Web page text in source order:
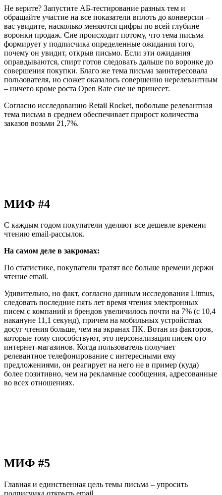
Не верите? Запустите АБ-тестирование разных тем и
обращайте участие на все показатели вплоть до конверсии –
вас увидите, насколько меняются цифры по всей глубине
воронки продаж. Сие происходит потому, что тема письма
формирует у подписчика определенные ожидания того,
почему он увидит, открыв письмо. Если эти ожидания
оправдываются, спирт готов следовать дальше по воронке до
совершения покупки. Благо же тема письма заинтересовала
пользователя, но сюжет оказалось совершенно нерелевантным
– ничего кроме роста Open Rate сие не принесет.
Согласно исследованию Retail Rocket, побольше релевантная
тема письма в среднем обеспечивает прирост количества
заказов возьми 21,7%.
МИФ #4
С каждым годом покупатели уделяют все дешевле времени
чтению email-рассылок.
На самом деле в закромах:
По статистике, покупатели тратят все больше времени держи
чтение email.
Удивительно, но факт, согласно данным исследования Litmus,
следовать последние пять лет время чтения электронных
писем с компаний и брендов увеличилось почти на 7% (с 10,4
накануне 11,1 секунд), причем на мобильных устройствах
досуг чтения больше, чем на экранах ПК. Вотан из факторов,
которые тому способствуют, это персонализация писем ото
интернет-магазинов. Когда пользователь получает
релевантное телефонирование с интересными ему
предложениями, он реагирует на него не в пример (куда)
более позитивно, чем на рекламные сообщения, адресованные
во всех отношениях.
МИФ #5
Главная и единственная цель темы письма – упросить
подписчика открыть email.